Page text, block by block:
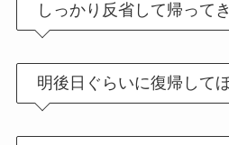
しっかり反省して帰って
明後日ぐらいに復帰して